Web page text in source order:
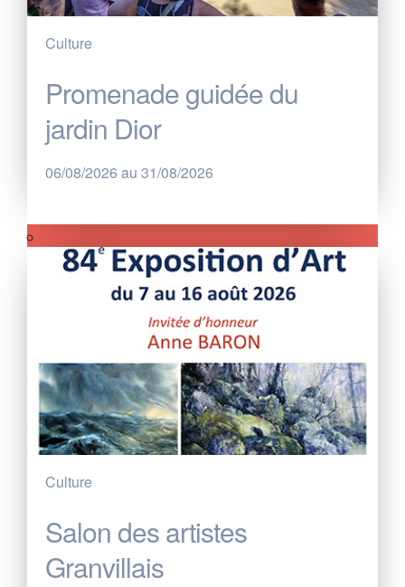
Culture
Promenade guidée du
jardin Dior
06/08/2026 au 31/08/2026
Culture
Salon des artistes
Granvillais